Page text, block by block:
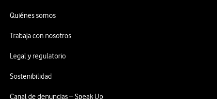
Quiénes somos
Trabaja con nosotros
Legal y regulatorio
Sostenibilidad
Canal de denuncias – Speak Up